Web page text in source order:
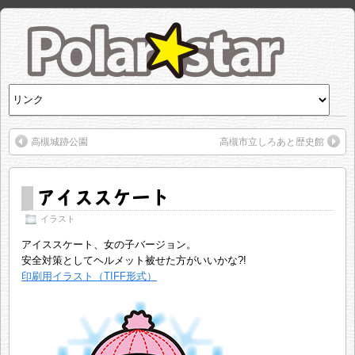
高槻城跡公園 高槻市立しろあと歴史館
アイススケート
イラスト
アイススケート、女の子バージョン。
安全対策としてヘルメット被せた方がいいかな?!
印刷用イラスト（TIFF形式）